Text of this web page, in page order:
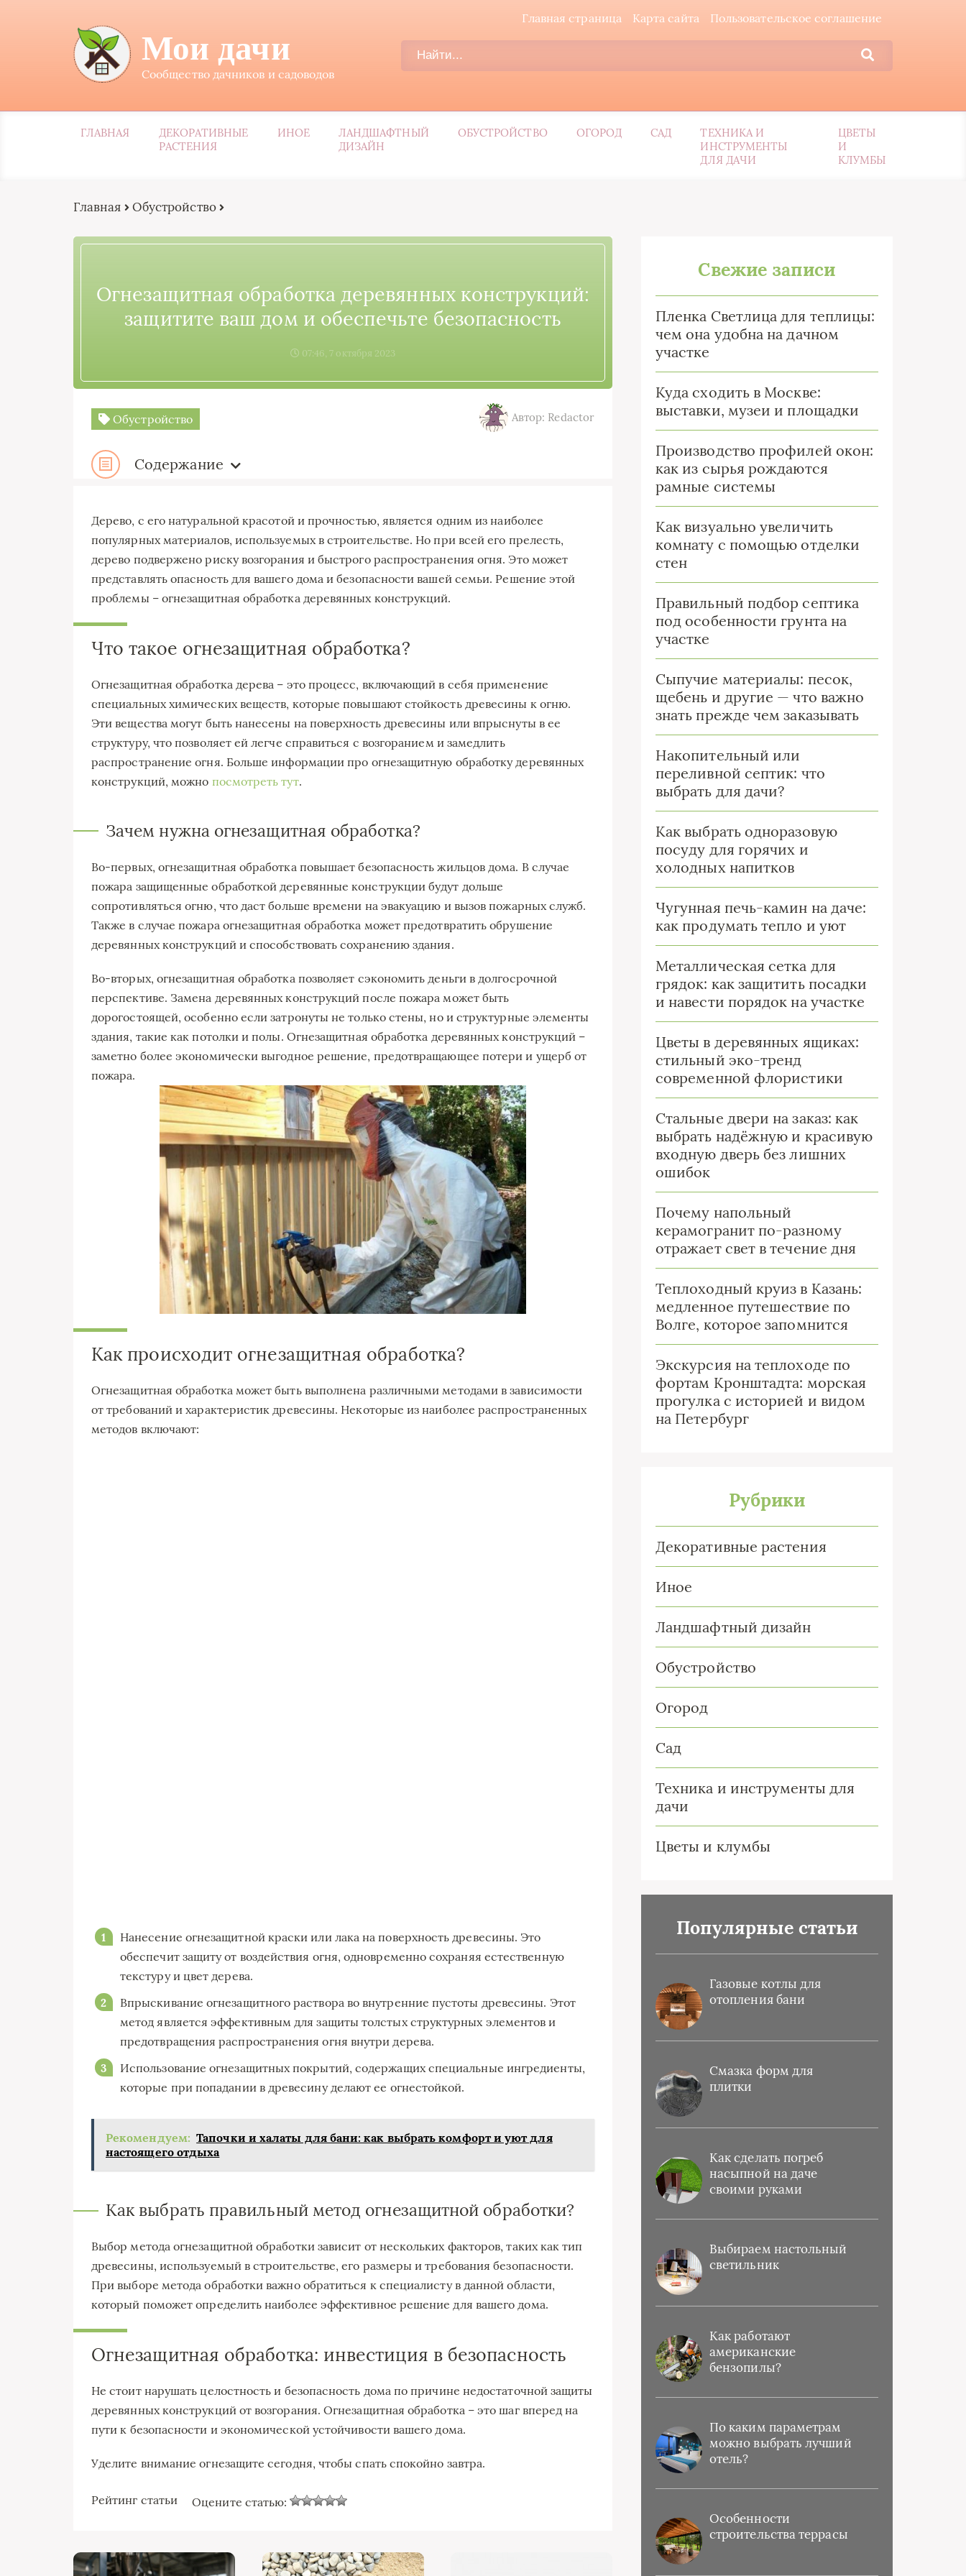
Главная страница Карта сайта Пользовательское соглашение
Мои дачи
Сообщество дачников и садоводов
ГЛАВНАЯ
ДЕКОРАТИВНЫЕ
РАСТЕНИЯ
ИНОЕ
ЛАНДШАФТНЫЙ
ДИЗАЙН
ОБУСТРОЙСТВО ОГОРОД САД
ТЕХНИКА И
ИНСТРУМЕНТЫ
ДЛЯ ДАЧИ
ЦВЕТЫ
И
КЛУМБЫ
Главная Обустройство
Огнезащитная обработка деревянных конструкций:
защитите ваш дом и обеспечьте безопасность
07:46, 7 октября 2023
Обустройство Автор: Redactor
Содержание
Дерево, с его натуральной красотой и прочностью, является одним из наиболее
популярных материалов, используемых в строительстве. Но при всей его прелесть,
дерево подвержено риску возгорания и быстрого распространения огня. Это может
представлять опасность для вашего дома и безопасности вашей семьи. Решение этой
проблемы – огнезащитная обработка деревянных конструкций.
Что такое огнезащитная обработка?
Огнезащитная обработка дерева – это процесс, включающий в себя применение
специальных химических веществ, которые повышают стойкость древесины к огню.
Эти вещества могут быть нанесены на поверхность древесины или впрыснуты в ее
структуру, что позволяет ей легче справиться с возгоранием и замедлить
распространение огня. Больше информации про огнезащитную обработку деревянных
конструкций, можно посмотреть тут.
Зачем нужна огнезащитная обработка?
Во-первых, огнезащитная обработка повышает безопасность жильцов дома. В случае
пожара защищенные обработкой деревянные конструкции будут дольше
сопротивляться огню, что даст больше времени на эвакуацию и вызов пожарных служб.
Также в случае пожара огнезащитная обработка может предотвратить обрушение
деревянных конструкций и способствовать сохранению здания.
Во-вторых, огнезащитная обработка позволяет сэкономить деньги в долгосрочной
перспективе. Замена деревянных конструкций после пожара может быть
дорогостоящей, особенно если затронуты не только стены, но и структурные элементы
здания, такие как потолки и полы. Огнезащитная обработка деревянных конструкций –
заметно более экономически выгодное решение, предотвращающее потери и ущерб от
пожара.
Как происходит огнезащитная обработка?
Огнезащитная обработка может быть выполнена различными методами в зависимости
от требований и характеристик древесины. Некоторые из наиболее распространенных
методов включают:
Нанесение огнезащитной краски или лака на поверхность древесины. Это
обеспечит защиту от воздействия огня, одновременно сохраняя естественную
текстуру и цвет дерева.
Впрыскивание огнезащитного раствора во внутренние пустоты древесины. Этот
метод является эффективным для защиты толстых структурных элементов и
предотвращения распространения огня внутри дерева.
Использование огнезащитных покрытий, содержащих специальные ингредиенты,
которые при попадании в древесину делают ее огнестойкой.
Рекомендуем: Тапочки и халаты для бани: как выбрать комфорт и уют для
настоящего отдыха
Как выбрать правильный метод огнезащитной обработки?
Выбор метода огнезащитной обработки зависит от нескольких факторов, таких как тип
древесины, используемый в строительстве, его размеры и требования безопасности.
При выборе метода обработки важно обратиться к специалисту в данной области,
который поможет определить наиболее эффективное решение для вашего дома.
Огнезащитная обработка: инвестиция в безопасность
Не стоит нарушать целостность и безопасность дома по причине недостаточной защиты
деревянных конструкций от возгорания. Огнезащитная обработка – это шаг вперед на
пути к безопасности и экономической устойчивости вашего дома.
Уделите внимание огнезащите сегодня, чтобы спать спокойно завтра.
Рейтинг статьи Оцените статью:
Свежие записи
Пленка Светлица для теплицы:
чем она удобна на дачном
участке
Куда сходить в Москве:
выставки, музеи и площадки
Производство профилей окон:
как из сырья рождаются
рамные системы
Как визуально увеличить
комнату с помощью отделки
стен
Правильный подбор септика
под особенности грунта на
участке
Сыпучие материалы: песок,
щебень и другие — что важно
знать прежде чем заказывать
Накопительный или
переливной септик: что
выбрать для дачи?
Как выбрать одноразовую
посуду для горячих и
холодных напитков
Чугунная печь-камин на даче:
как продумать тепло и уют
Металлическая сетка для
грядок: как защитить посадки
и навести порядок на участке
Цветы в деревянных ящиках:
стильный эко-тренд
современной флористики
Стальные двери на заказ: как
выбрать надёжную и красивую
входную дверь без лишних
ошибок
Почему напольный
керамогранит по-разному
отражает свет в течение дня
Теплоходный круиз в Казань:
медленное путешествие по
Волге, которое запомнится
Экскурсия на теплоходе по
фортам Кронштадта: морская
прогулка с историей и видом
на Петербург
Рубрики
Декоративные растения
Иное
Ландшафтный дизайн
Обустройство
Огород
Сад
Техника и инструменты для
дачи
Цветы и клумбы
Популярные статьи
Газовые котлы для
отопления бани
Смазка форм для
плитки
Как сделать погреб
насыпной на даче
своими руками
Выбираем настольный
светильник
Как работают
американские
бензопилы?
По каким параметрам
можно выбрать лучший
отель?
Особенности
строительства террасы